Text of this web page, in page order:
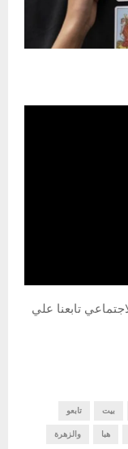
تابعنا علي
بيت تابعو
هبا والزهرة